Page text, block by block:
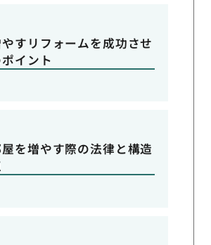
すリフォームを成功させ
イント
を増やす際の法律と構造